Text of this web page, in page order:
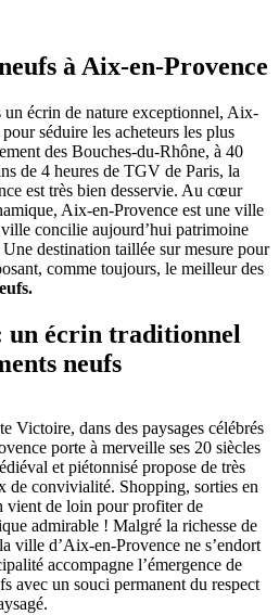
à Aix-en-Provence
un écrin de nature exceptionnel, Aix-
séduire les acheteurs les plus
des Bouches-du-Rhône, à 40
de 4 heures de TGV de Paris, la
est très bien desservie. Au cœur
Aix-en-Provence est une ville
concilie aujourd’hui patrimoine
destination taillée sur mesure pour
comme toujours, le meilleur des
un écrin traditionnel
neufs
Victoire, dans des paysages célébrés
porte à merveille ses 20 siècles
et piétonnisé propose de très
de convivialité. Shopping, sorties en
vient de loin pour profiter de
admirable ! Malgré la richesse de
ville d’Aix-en-Provence ne s’endort
accompagne l’émergence de
avec un souci permanent du respect